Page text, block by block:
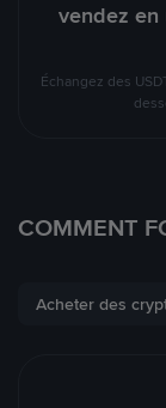
vendez
Échangez des
COMMENT
Acheter des